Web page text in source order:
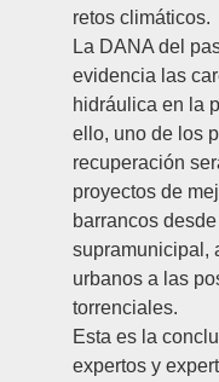
retos climáticos.
La DANA del
evidencia las
hidráulica en la
ello, uno de los
recuperación
proyectos de
barrancos
supramunicipal,
urbanos a las
torrenciales.
Esta es la
expertos y